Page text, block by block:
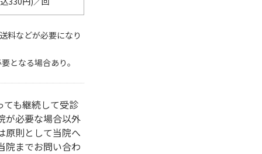
料などが必要になり
となる場合あり。
も継続して受診
が必要な場合以外
原則として当院へ
院までお問い合わ